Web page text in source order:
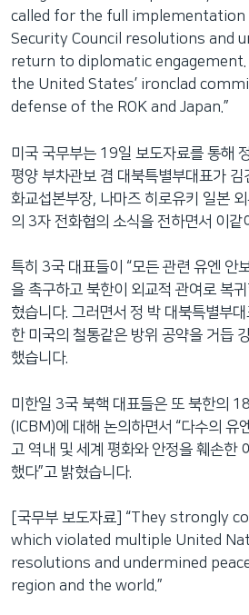
called for the full implementation
Security Council resolutions and
return to diplomatic engagement.
the United States’ ironclad
defense of the ROK and Japan.”
미국 국무부는 19일 보도자료를 통해
평양 부차관보 겸 대북특별부대표가 김
화교섭본부장, 나마즈 히로유키 일본
의 3자 전화협의 소식을 전하면서 이같
특히 3국 대표들이 “모든 관련 유엔 안
을 촉구하고 북한이 외교적 관여로 복
혔습니다. 그러면서 정 박 대북특별부
한 미국의 철통같은 방위 공약을 거듭
했습니다.
미한일 3국 북핵 대표들은 또 북한의
(ICBM)에 대해 논의하면서 “다수의 유
고 역내 및 세계 평화와 안정을 훼손한
했다”고 밝혔습니다.
[국무부 보도자료] “They strongly
which violated multiple United
resolutions and undermined
region and the world.”